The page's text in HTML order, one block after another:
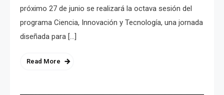
próximo 27 de junio se realizará la octava sesión del
programa Ciencia, Innovación y Tecnología, una jornada
diseñada para […]
Read More